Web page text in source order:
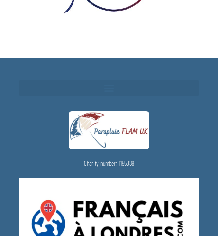
Charity number: 1155089